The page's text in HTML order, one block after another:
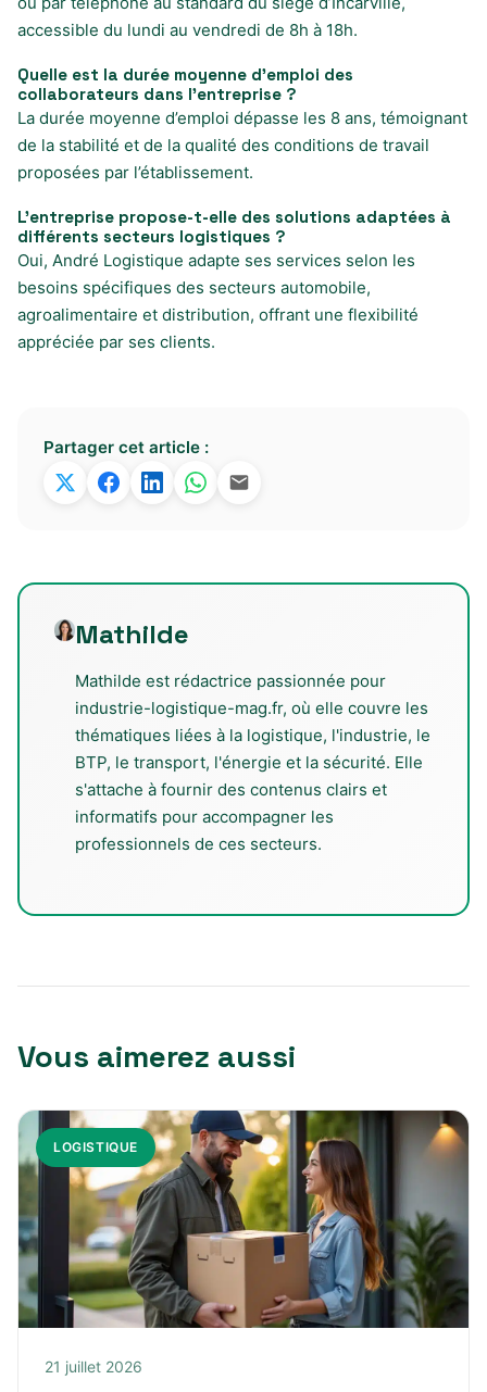
accessible du lundi au vendredi de 8h à 18h.
Quelle est la durée moyenne d’emploi des
collaborateurs dans l’entreprise ?
La durée moyenne d’emploi dépasse les 8 ans, témoignant
de la stabilité et de la qualité des conditions de travail
proposées par l’établissement.
L’entreprise propose-t-elle des solutions adaptées à
différents secteurs logistiques ?
Oui, André Logistique adapte ses services selon les
besoins spécifiques des secteurs automobile,
agroalimentaire et distribution, offrant une flexibilité
appréciée par ses clients.
Partager cet article :
Mathilde
Mathilde est rédactrice passionnée pour
industrie-logistique-mag.fr, où elle couvre les
thématiques liées à la logistique, l'industrie, le
BTP, le transport, l'énergie et la sécurité. Elle
s'attache à fournir des contenus clairs et
informatifs pour accompagner les
professionnels de ces secteurs.
Vous aimerez aussi
LOGISTIQUE
21 juillet 2026